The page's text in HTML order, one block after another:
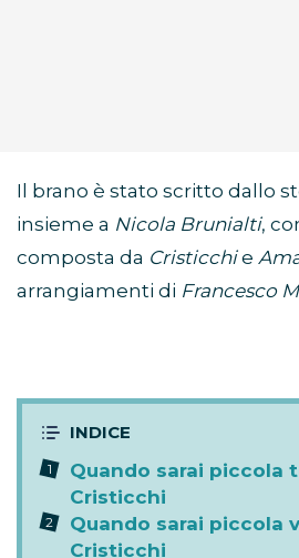
Il brano è stato scritto dallo
insieme a Nicola Brunialti,
composta da Cristicchie
arrangiamenti di Francesco
Quando sarai piccola
Cristicchi
Quando sarai piccola
Cristicchi